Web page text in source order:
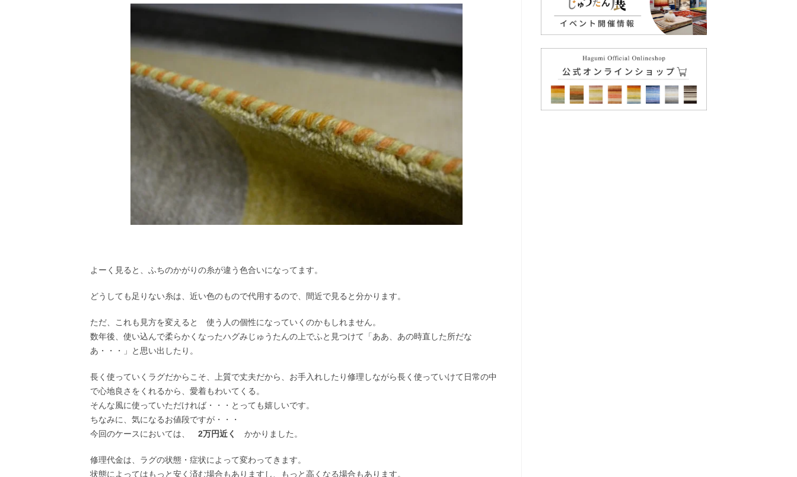
よーく見ると、ふちのかがりの糸が違う色合いになってます。
どうしても足りない糸は、近い色のもので代用するので、間近で見ると分かります。
ただ、これも見方を変えると 使う人の個性になっていくのかもしれません。
数年後、使い込んで柔らかくなったハグみじゅうたんの上でふと見つけて「ああ、あの時直した所だな
あ・・・」と思い出したり。
長く使っていくラグだからこそ、上質で丈夫だから、お手入れしたり修理しながら長く使っていけて日常の中
で心地良さをくれるから、愛着もわいてくる。
そんな風に使っていただければ・・・とっても嬉しいです。
ちなみに、気になるお値段ですが・・・
今回のケースにおいては、 2万円近く かかりました。
修理代金は、ラグの状態・症状によって変わってきます。
状態によってはもっと安く済む場合もありますし、もっと高くなる場合もあります。